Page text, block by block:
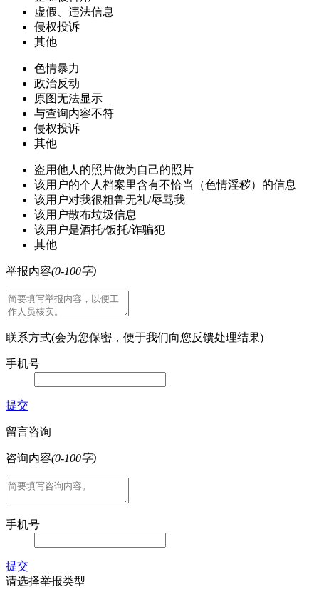
虚假、违法信息
侵权投诉
其他
色情暴力
政治反动
原图无法显示
与查询内容不符
侵权投诉
其他
盗用他人的照片做为自己的照片
该用户的个人档案里含有不恰当（色情淫秽）的信息
该用户对我很粗鲁无礼/辱骂我
该用户散布垃圾信息
该用户是酒托/饭托/诈骗犯
其他
举报内容(0-100字)
联系方式(会为您保密，便于我们向您反馈处理结果)
手机号
提交
留言咨询
咨询内容(0-100字)
手机号
提交
请选择举报类型